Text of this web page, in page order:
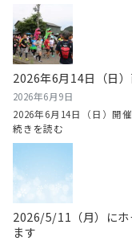
つ
り
情
報
2026
六
日
町・
塩
沢
夏
お
り
報
2026
2026年6月14日（日
2026年6月9日
2026年6月14日（日）開
続きを読む
2026
14
日
2026/5/11（月）にホ
ます